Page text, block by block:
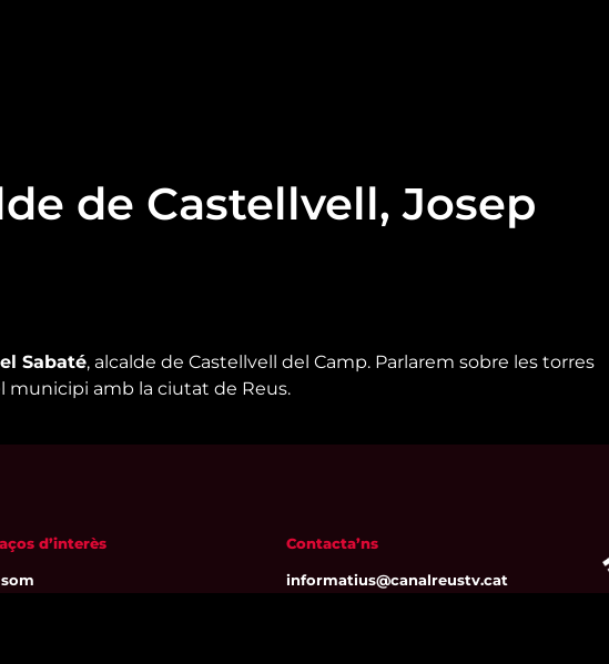
de Castellvell, Josep
Sabaté, alcalde de Castellvell del Camp. Parlarem sobre les torres
municipi amb la ciutat de Reus.
d’interès Contacta’ns
informatius@canalreustv.cat